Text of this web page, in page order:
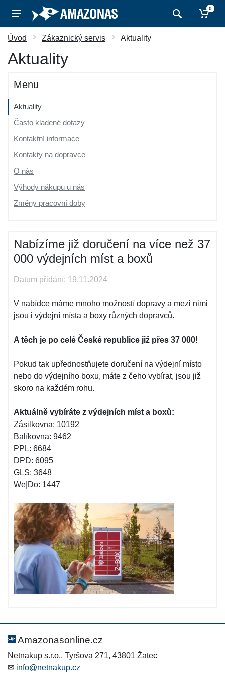
0
Úvod Zákaznický servis Aktuality
Aktuality
Menu
Aktuality
Často kladené dotazy
Kontaktní informace
Kontakty na dopravce
O nás
Výhody nákupu u nás
Změny pracovní doby
Nabízíme již doručení na více než 37
000 výdejních míst a boxů
Datum přidání: 19.11.2024
V nabídce máme mnoho možností dopravy a mezi nimi
jsou i výdejní místa a boxy různých dopravců.
A těch je po celé České republice již přes 37 000!
Pokud tak upřednostňujete doručení na výdejní místo
nebo do výdejního boxu, máte z čeho vybírat, jsou již
skoro na každém rohu.
Aktuálně vybíráte z výdejních míst a boxů:
Zásilkovna: 10192
Balíkovna: 9462
PPL: 6684
DPD: 6095
GLS: 3648
We|Do: 1447
Amazonasonline.cz
Netnakup s.r.o., Tyršova 271, 43801 Žatec
✉ info@netnakup.cz